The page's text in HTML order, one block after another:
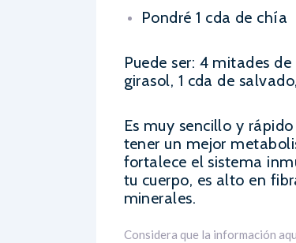
Pondré 1 cda de chía
Puede ser: 4 mitades
girasol, 1 cda de
Es muy sencillo y
tener un mejor
fortalece el sistema
tu cuerpo, es alto en
minerales.
Considera que la información